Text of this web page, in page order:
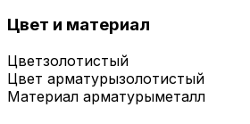
Цвет и материал
Цветзолотистый
Цвет арматурызолотистый
Материал арматурыметалл